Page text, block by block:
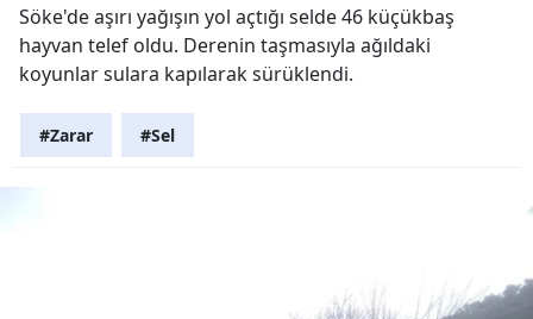
Söke'de aşırı yağışın yol açtığı selde 46 küçükbaş
hayvan telef oldu. Derenin taşmasıyla ağıldaki
koyunlar sulara kapılarak sürüklendi.
#Zarar #Sel